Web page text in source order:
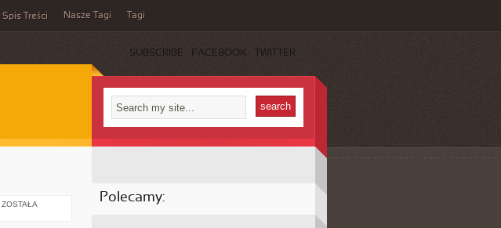
Spis Treści Nasze Tagi Tagi
SUBSCRIBE FACEBOOK TWITTER
WSZYSCY
ZOSTAŁA
Polecamy: